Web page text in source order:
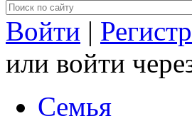
Войти |
или войти
Семья